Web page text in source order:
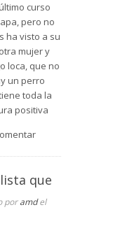
curso
pero no
ha visto a su
mujer y
loca, que no
un perro
toda la
positiva
que
poramdel